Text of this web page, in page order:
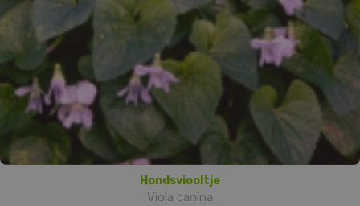
Hondsviooltje
Viola canina